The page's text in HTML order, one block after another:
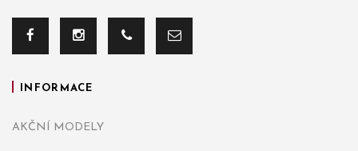
INFORMACE
AKČNÍ MODELY